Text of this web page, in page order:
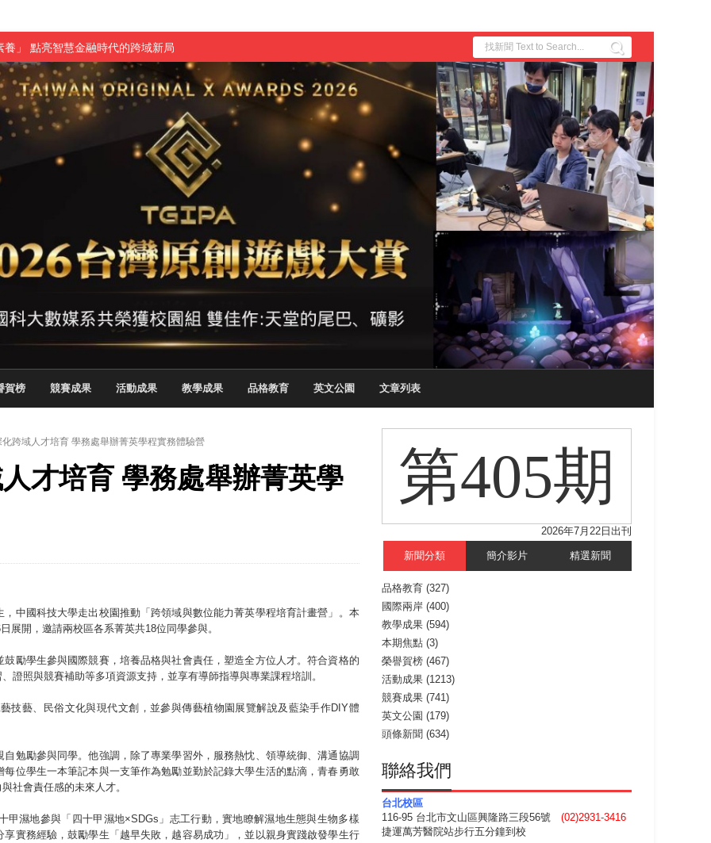
」 點亮智慧金融時代的跨域新局
子
索金融實習優勢
展最高榮譽白金獎
戲抱回金點新秀獎
2026 TSID 提出具體舊建築再利用提案
校院電腦動畫競賽嶄露頭角
科大雙校區學生會全國賽勇奪佳績
典青銀共學、逐夢啟航
」與「Wwise」雙認證
飲管家獲全國第二名
與青年學子溫馨對談 傳遞品格與智慧力量
燃爆傳統與現代
創遊戲大賞雙佳作
比賽」成績出爐
賀榜 競賽成果 活動成果 教學成果 品格教育 英文公園 文章列表
跨域人才培育 學務處舉辦菁英學程實務體驗營
才培育 學務處舉辦菁英學
中國科技大學走出校園推動「跨領域與數位能力菁英學程培育計畫營」。本
展開，邀請兩校區各系菁英共18位同學參與。
勵學生參與國際競賽，培養品格與社會責任，塑造全方位人才。符合資格的
證照與競賽補助等多項資源支持，並享有導師指導與專業課程培訓。
技藝、民俗文化與現代文創，並參與傳藝植物園展覽解說及藍染手作DIY體
勉勵參與同學。他強調，除了專業學習外，服務熱忱、領導統御、溝通協調
位學生一本筆記本與一支筆作為勉勵並勤於記錄大學生活的點滴，青春勇敢
社會責任感的未來人才。
濕地參與「四十甲濕地×SDGs」志工行動，實地瞭解濕地生態與生物多樣
實務經驗，鼓勵學生「越早失敗，越容易成功」，並以親身實踐啟發學生行
第405期
2026年7月22日出刊
新聞分類 簡介影片 精選新聞
品格教育 (327)
國際兩岸 (400)
教學成果 (594)
本期焦點 (3)
榮譽賀榜 (467)
活動成果 (1213)
競賽成果 (741)
英文公園 (179)
頭條新聞 (634)
聯絡我們
台北校區
116-95 台北市文山區興隆路三段56號 (02)2931-3416
捷運萬芳醫院站步行五分鐘到校